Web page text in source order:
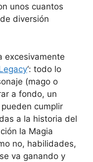
unos cuantos
diversión
excesivamente
‘: todo lo
(mago o
a fondo, un
cumplir
a la historia del
la Magia
no, habilidades,
va ganando y